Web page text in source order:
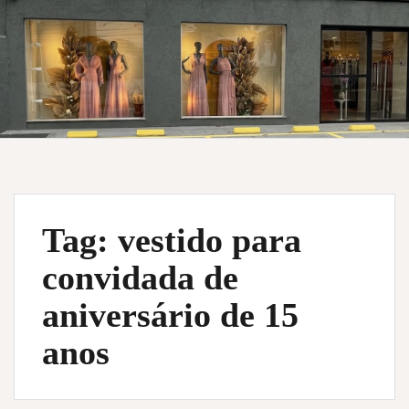
Tag: vestido para
convidada de
aniversário de 15
anos